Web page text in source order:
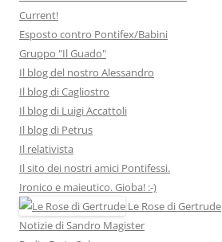
Current!
Esposto contro Pontifex/Babini
Gruppo "Il Guado"
Il blog del nostro Alessandro
Il blog di Cagliostro
Il blog di Luigi Accattoli
Il blog di Petrus
Il relativista
Il sito dei nostri amici Pontifessi.
Ironico e maieutico. Gioba! :-)
Le Rose di Gertrude
Notizie di Sandro Magister